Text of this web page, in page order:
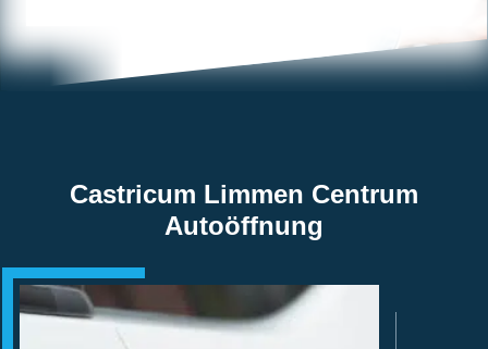
Castricum Limmen Centrum
Autoöffnung